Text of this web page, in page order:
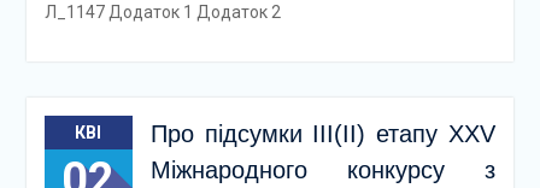
Л_1147 Додаток 1 Додаток 2
КВІ
Про підсумки ІІІ(ІІ) етапу XXV
Міжнародного конкурсу з